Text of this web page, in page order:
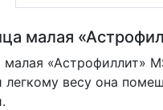
малая
малая «Астрофиллит»
легкому весу она